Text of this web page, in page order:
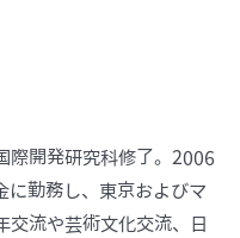
際開発研究科修了。2006
に勤務し、東京およびマ
交流や芸術文化交流、日